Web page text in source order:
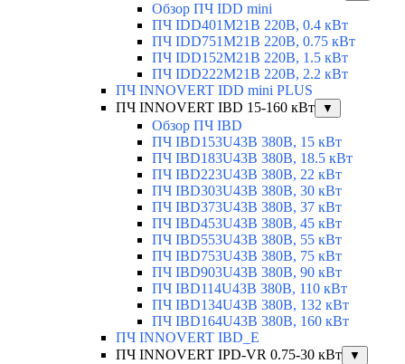
Обзор ПЧ IDD mini
ПЧ IDD401M21B 220В, 0.4 кВт
ПЧ IDD751M21B 220В, 0.75 кВт
ПЧ IDD152M21B 220В, 1.5 кВт
ПЧ IDD222M21B 220В, 2.2 кВт
ПЧ INNOVERT IDD mini PLUS
ПЧ INNOVERT IBD 15-160 кВт
▼
Обзор ПЧ IBD
ПЧ IBD153U43B 380В, 15 кВт
ПЧ IBD183U43B 380В, 18.5 кВт
ПЧ IBD223U43B 380В, 22 кВт
ПЧ IBD303U43B 380В, 30 кВт
ПЧ IBD373U43B 380В, 37 кВт
ПЧ IBD453U43B 380В, 45 кВт
ПЧ IBD553U43B 380В, 55 кВт
ПЧ IBD753U43B 380В, 75 кВт
ПЧ IBD903U43B 380В, 90 кВт
ПЧ IBD114U43B 380В, 110 кВт
ПЧ IBD134U43B 380В, 132 кВт
ПЧ IBD164U43B 380В, 160 кВт
ПЧ INNOVERT IBD_E
ПЧ INNOVERT IPD-VR 0.75-30 кВт
▼